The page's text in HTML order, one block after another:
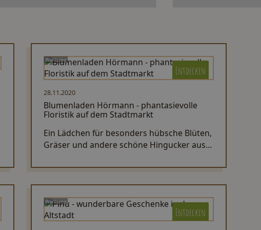
Werbung
Entdecken
28.11.2020
Blumenladen Hörmann - phantasievolle
Floristik auf dem Stadtmarkt
Ein Lädchen für besonders hübsche Blüten,
Gräser und andere schöne Hingucker aus
dem Stadtmarkt.
Werbung
Entdecken